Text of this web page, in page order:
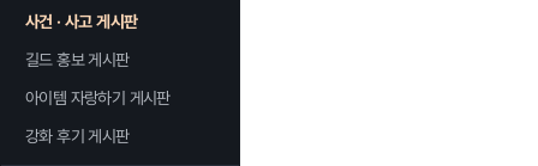
사건 · 사고 게시판
길드 홍보 게시판
아이템 자랑하기 게시판
강화 후기 게시판